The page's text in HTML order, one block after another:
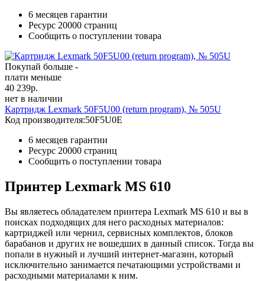
6 месяцев гарантии
Ресурс 20000 страниц
Сообщить о поступлении товара
Покупай больше -
плати меньше
40 239р.
нет в наличии
Картридж Lexmark 50F5U00 (return program), № 505U
Код производителя:50F5U0E
6 месяцев гарантии
Ресурс 20000 страниц
Сообщить о поступлении товара
Принтер Lexmark MS 610
Вы являетесь обладателем принтера Lexmark MS 610 и вы в
поисках подходящих для него расходных материалов:
картриджей или чернил, сервисных комплектов, блоков
барабанов и других не вошедших в данный список. Тогда вы
попали в нужный и лучший интернет-магазин, который
исключительно занимается печатающими устройствами и
расходными материалами к ним.